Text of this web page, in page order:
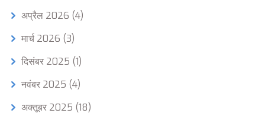
अप्रैल 2026 (4)
मार्च 2026 (3)
दिसंबर 2025 (1)
नवंबर 2025 (4)
अक्तूबर 2025 (18)